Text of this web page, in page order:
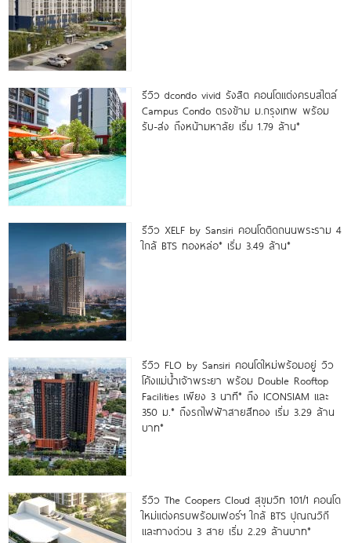
รีวิว dcondo vivid รังสิต คอนโดแต่งครบสไตล์
Campus Condo ตรงข้าม ม.กรุงเทพ พร้อม
รับ-ส่ง ถึงหน้ามหาลัย เริ่ม 1.79 ล้าน*
รีวิว XELF by Sansiri คอนโดติดถนนพระราม 4
ใกล้ BTS ทองหล่อ* เริ่ม 3.49 ล้าน*
รีวิว FLO by Sansiri คอนโดใหม่พร้อมอยู่ วิว
โค้งแม่น้ำเจ้าพระยา พร้อม Double Rooftop
Facilities เพียง 3 นาที* ถึง ICONSIAM และ
350 ม.* ถึงรถไฟฟ้าสายสีทอง เริ่ม 3.29 ล้าน
บาท*
รีวิว The Coopers Cloud สุขุมวิท 101/1 คอนโด
ใหม่แต่งครบพร้อมเฟอร์ฯ ใกล้ BTS ปุณณวิถี
และทางด่วน 3 สาย เริ่ม 2.29 ล้านบาท*